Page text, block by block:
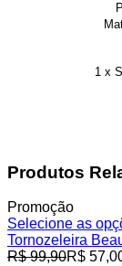
1 x
Produtos
Promoção
Selecione as
Tornozeleira
Preço
R$ 99,90R$